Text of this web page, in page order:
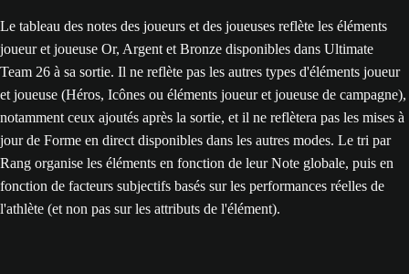
Le tableau des notes des joueurs et des joueuses reflète les éléments
joueur et joueuse Or, Argent et Bronze disponibles dans Ultimate
Team 26 à sa sortie. Il ne reflète pas les autres types d'éléments joueur
et joueuse (Héros, Icônes ou éléments joueur et joueuse de campagne),
notamment ceux ajoutés après la sortie, et il ne reflètera pas les mises à
jour de Forme en direct disponibles dans les autres modes. Le tri par
Rang organise les éléments en fonction de leur Note globale, puis en
fonction de facteurs subjectifs basés sur les performances réelles de
l'athlète (et non pas sur les attributs de l'élément).